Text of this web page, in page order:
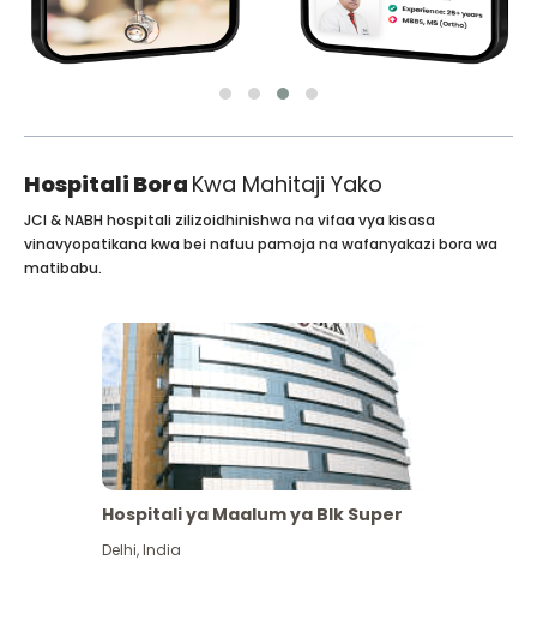
Hospitali Bora Kwa Mahitaji Yako
JCI & NABH hospitali zilizoidhinishwa na vifaa vya kisasa
vinavyopatikana kwa bei nafuu pamoja na wafanyakazi bora wa
matibabu.
Hospitali ya Maalum ya Blk Super
Delhi,India